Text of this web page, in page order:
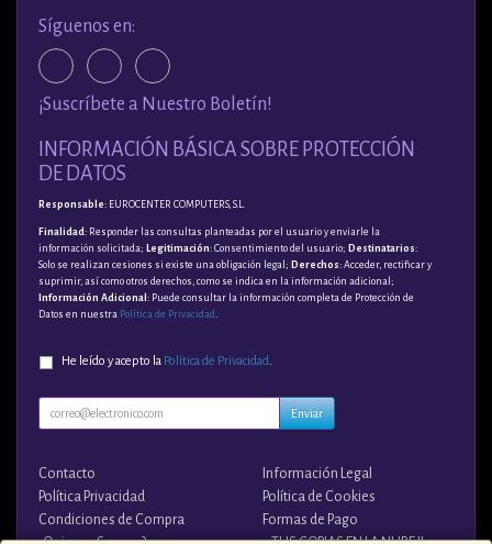
Síguenos en:
¡Suscríbete a Nuestro Boletín!
INFORMACIÓN BÁSICA SOBRE PROTECCIÓN
DE DATOS
Responsable: EUROCENTER COMPUTERS, S.L.
Finalidad: Responder las consultas planteadas por el usuario y enviarle la
información solicitada; Legitimación: Consentimiento del usuario; Destinatarios:
Solo se realizan cesiones si existe una obligación legal; Derechos: Acceder, rectificar y
suprimir, así como otros derechos, como se indica en la información adicional;
Información Adicional : Puede consultar la información completa de Protección de
Datos en nuestra Política de Privacidad.
He leído y acepto la Política de Privacidad.
Enviar
Contacto
Información Legal
Política Privacidad
Política de Cookies
Condiciones de Compra
Formas de Pago